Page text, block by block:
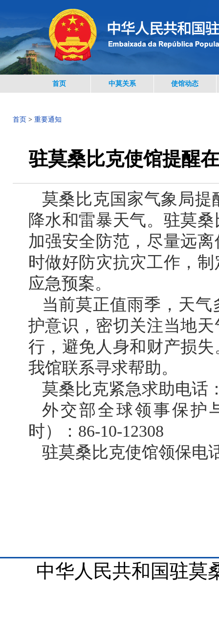
首页 中莫关系 使馆动态
首页 > 重要通知
驻莫桑比克使馆提醒
莫桑比克国家气象局
降水和雷暴天气。驻莫
加强安全防范，尽量远
时做好防灾抗灾工作，
应急预案。
当前莫正值雨季，天
护意识，密切关注当地
行，避免人身和财产损
我馆联系寻求帮助。
莫桑比克紧急求助电话
外交部全球领事保护
时）：86-10-12308
驻莫桑比克使馆领保电
中华人民共和国驻莫